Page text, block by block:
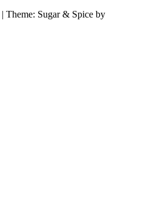
| Theme: Sugar & Spice by